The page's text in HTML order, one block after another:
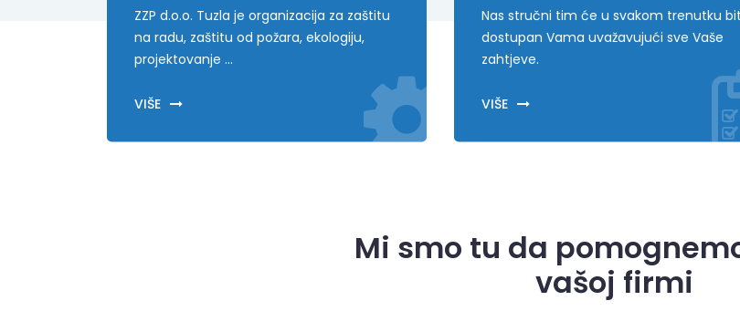
ZZP d.o.o. Tuzla je organizacija za zaštitu
na radu, zaštitu od požara, ekologiju,
projektovanje ...
VIŠE
Nas stručni tim će u svakom trenutku
dostupan Vama uvažavujući sve Vaše
zahtjeve.
VIŠE
Mi smo tu da
vašoj firmi